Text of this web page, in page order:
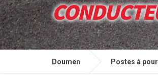
Doumen Postes à